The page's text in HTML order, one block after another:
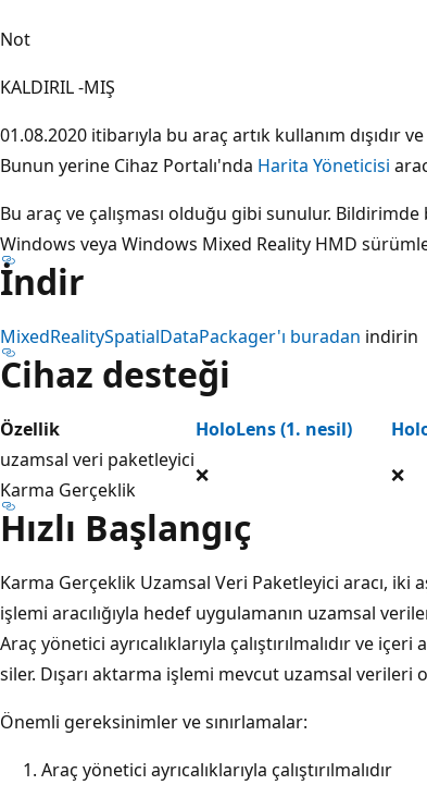
Not
KALDIRIL -MIŞ
01.08.2020 itibarıyla bu araç artık kullanım dışıdır
Bunun yerine Cihaz Portalı'nda Harita Yöneticisi
Bu araç ve çalışması olduğu gibi sunulur.
Windows veya Windows Mixed Reality HMD
İndir
MixedRealitySpatialDataPackager'ı buradan indirin
Cihaz desteği
Özellik HoloLens (1. nesil)
uzamsal veri paketleyici
Karma Gerçeklik
❌ ❌
Hızlı Başlangıç
Karma Gerçeklik Uzamsal Veri Paketleyici aracı, iki
işlemi aracılığıyla hedef uygulamanın uzamsal
Araç yönetici ayrıcalıklarıyla çalıştırılmalıdır ve
siler. Dışarı aktarma işlemi mevcut uzamsal verileri
Önemli gereksinimler ve sınırlamalar:
Araç yönetici ayrıcalıklarıyla çalıştırılmalıdır